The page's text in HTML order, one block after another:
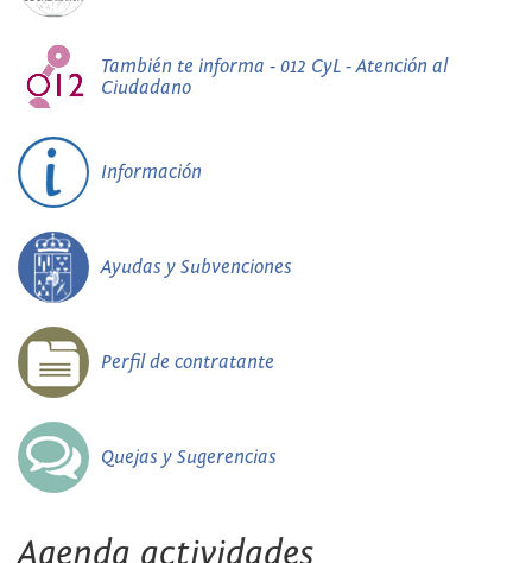
También te informa - 012 CyL - Atención al
Ciudadano
Información
Ayudas y Subvenciones
Perfil de contratante
Quejas y Sugerencias
Agenda actividades